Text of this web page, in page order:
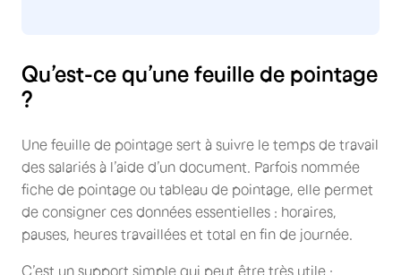
Qu’est-ce qu’une feuille de pointage
?
Une feuille de pointage sert à suivre le temps de travail
des salariés à l’aide d’un document. Parfois nommée
fiche de pointage ou tableau de pointage, elle permet
de consigner ces données essentielles : horaires,
pauses, heures travaillées et total en fin de journée.
C’est un support simple qui peut être très utile :